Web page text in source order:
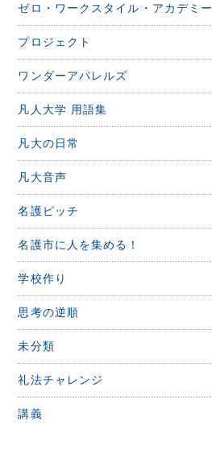
ゼロ・ワークスタイル・アカデミー
プロジェクト
ワンダーアパレルズ
凡人大学 用語集
凡大の日常
凡大音声
名護ピッチ
名護市に人を集める！
学校作り
思考の逆順
未分類
礼法チャレンジ
講義